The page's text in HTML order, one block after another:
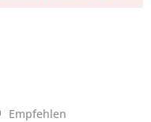
Empfehlen